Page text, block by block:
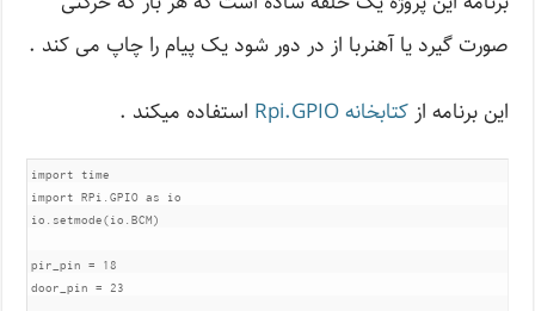
صورت گیرد یا آهنربا از در دور شود یک پیام را چاپ می کند .
این برنامه ازکتابخانه Rpi.GPIO استفاده میکند .
import time
import RPi.GPIO as io
io.setmode(io.BCM)
pir_pin = 18
door_pin = 23